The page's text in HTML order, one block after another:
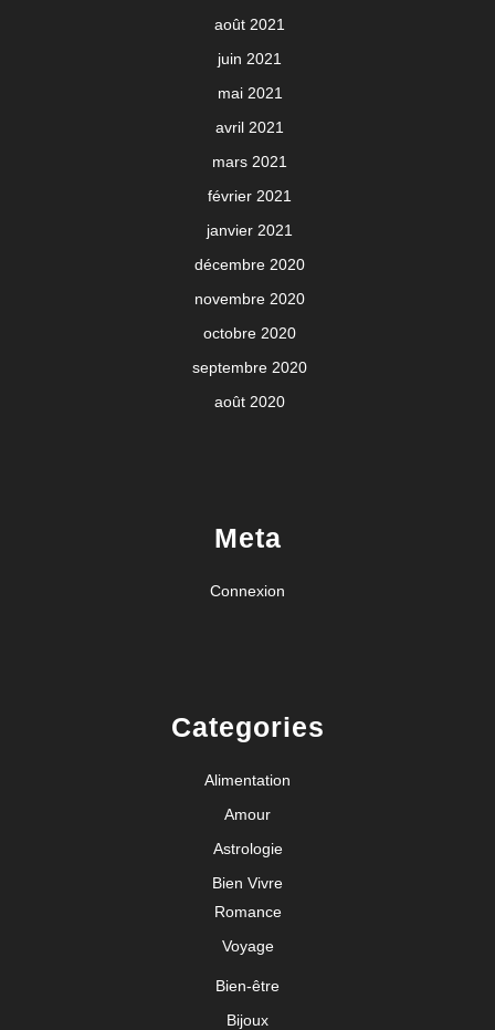
août 2021
juin 2021
mai 2021
avril 2021
mars 2021
février 2021
janvier 2021
décembre 2020
novembre 2020
octobre 2020
septembre 2020
août 2020
Meta
Connexion
Categories
Alimentation
Amour
Astrologie
Bien Vivre
Romance
Voyage
Bien-être
Bijoux